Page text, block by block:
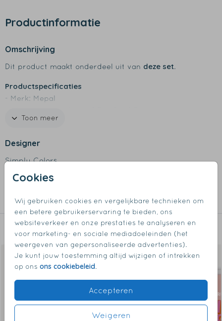
Cookies
Wij gebruiken cookies en vergelijkbare technieken om
een betere gebruikerservaring te bieden, ons
websiteverkeer en onze prestaties te analyseren en
voor marketing- en sociale mediadoeleinden (het
weergeven van gepersonaliseerde advertenties).
Je kunt jouw toestemming altijd wijzigen of intrekken
op ons ons cookiebeleid.
Accepteren
Weigeren
Productinformatie
Omschrijving
Dit product maakt onderdeel uit van deze set.
Productspecificaties
- Merk: Mepal
- Afmetingen large: 25,5 x 17 x 6,5 cm
- Goede afsluiting, het eten blijft lekker vers
- Inclusief verdeelschot
in de vaatwasser
Toon meer
Designer
Simply Colors
Collectie
Broodtrommels
Dit vind je misschien ook leuk